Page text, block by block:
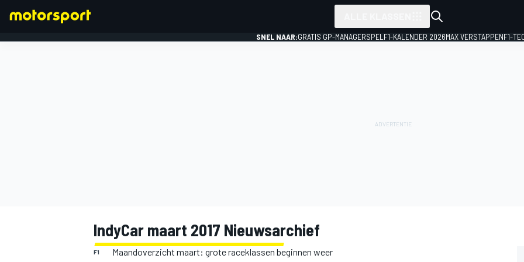
SNEL NAAR:GRATIS GP-MANAGERSPEL F1-KALENDER 2026MAX VERSTAPPENF1-
IndyCar maart 2017 Nieuwsarchief
F1 Maandoverzicht maart: grote raceklassen beginnen weer